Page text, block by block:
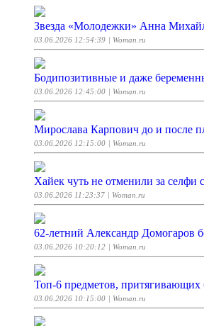
Звезда «Молодежки» Анна
03.06.2026 12:54:39 | Woman.ru
Бодипозитивные и даже
03.06.2026 12:45:00 | Woman.ru
Мирослава Карпович до и после
03.06.2026 12:15:00 | Woman.ru
Хайек чуть не отменили за
03.06.2026 11:23:37 | Woman.ru
62-летний Александр Домогаров
03.06.2026 10:20:12 | Woman.ru
Топ-6 предметов, притягивающих
03.06.2026 10:15:00 | Woman.ru